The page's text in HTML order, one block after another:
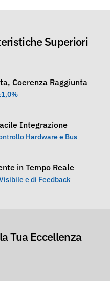
Superiori
Coerenza Raggiunta
Integrazione
Hardware e Bus
in Tempo Reale
e di Feedback
Tua Eccellenza